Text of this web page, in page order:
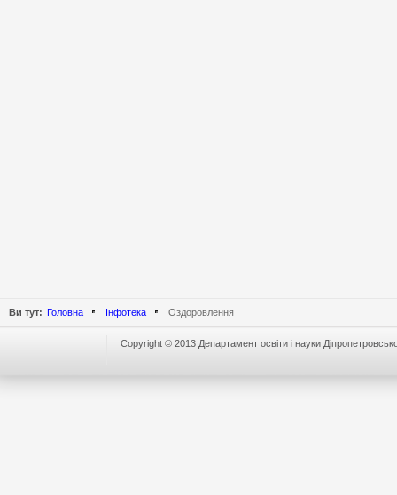
Ви тут: Головна Інфотека Оздоровлення
Copyright © 2013 Департамент освіти і науки